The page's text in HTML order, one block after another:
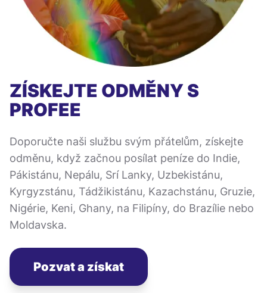
ZÍSKEJTE ODMĚNY S
PROFEE
Doporučte naši službu svým přátelům, získejte
odměnu, když začnou posílat peníze do Indie,
Pákistánu, Nepálu, Srí Lanky, Uzbekistánu,
Kyrgyzstánu, Tádžikistánu, Kazachstánu, Gruzie,
Nigérie, Keni, Ghany, na Filipíny, do Brazílie nebo
Moldavska.
Pozvat a získat